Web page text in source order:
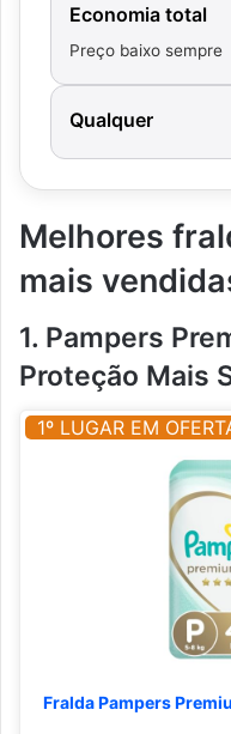
Economia total
Preço baixo sempre
Qualquer
Melhores
mais
1. Pampers
Proteção Mais
1º LUGAR EM
Fralda Pampers